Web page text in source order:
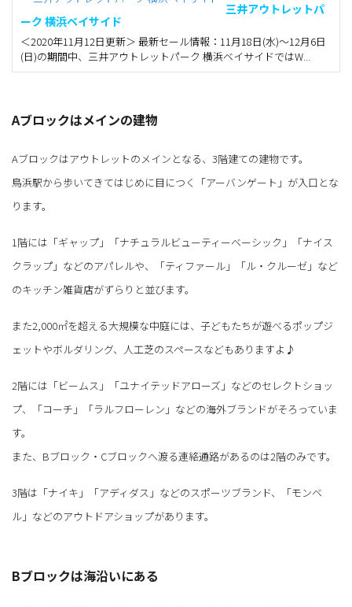
三井アウトレットパ
ーク 横浜ベイサイド
＜2020年11月12日更新＞ 最新セール情報：11月18日(水)～12月6日
(日)の期間中、三井アウトレットパーク 横浜ベイサイドではW...
Aブロックはメインの建物
Aブロックはアウトレットのメインとなる、3階建ての建物です。
鳥浜駅から歩いてきてはじめに目につく「アーバンゲート」が入口とな
ります。
1階には「ギャップ」「ナチュラルビューティーベーシック」「ナイス
クラップ」などのアパレルや、「ティファール」「ル・クルーゼ」など
のキッチン雑貨店がずらりと並びます。
また2,000㎡を超える大規模な中庭には、子どもたちが遊べるポップジ
ェットやボルダリング、人工芝のスペースなどもありますよ♪
2階には「ビームス」「ユナイテッドアローズ」などのセレクトショッ
プ、「コーチ」「ラルフローレン」などの海外ブランドがそろっていま
す。
また、Bブロック・Cブロックへ渡る連絡通路があるのは2階のみです。
3階は「ナイキ」「アディダス」などのスポーツブランド、「モンベ
ル」などのアウトドアショップがあります。
Bブロックは海沿いにある